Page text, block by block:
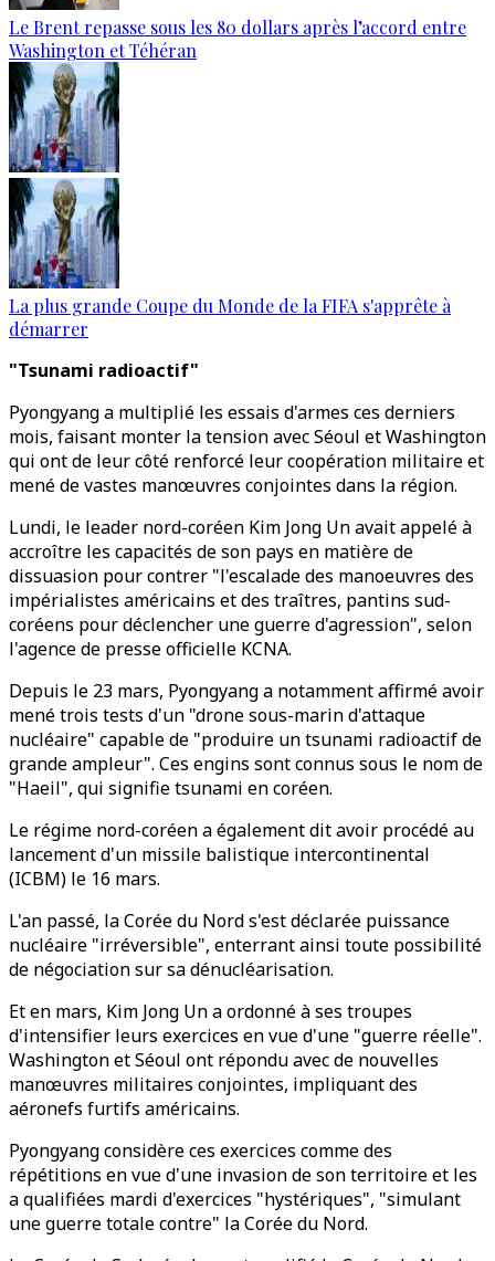
Le Brent repasse sous les 80 dollars après l’accord entre
Washington et Téhéran
La plus grande Coupe du Monde de la FIFA s'apprête à
démarrer
"Tsunami radioactif"
Pyongyang a multiplié les essais d'armes ces derniers
mois, faisant monter la tension avec Séoul et Washington
qui ont de leur côté renforcé leur coopération militaire et
mené de vastes manœuvres conjointes dans la région.
Lundi, le leader nord-coréen Kim Jong Un avait appelé à
accroître les capacités de son pays en matière de
dissuasion pour contrer "l'escalade des manoeuvres des
impérialistes américains et des traîtres, pantins sud-
coréens pour déclencher une guerre d'agression", selon
l'agence de presse officielle KCNA.
Depuis le 23 mars, Pyongyang a notamment affirmé avoir
mené trois tests d'un "drone sous-marin d'attaque
nucléaire" capable de "produire un tsunami radioactif de
grande ampleur". Ces engins sont connus sous le nom de
"Haeil", qui signifie tsunami en coréen.
Le régime nord-coréen a également dit avoir procédé au
lancement d'un missile balistique intercontinental
(ICBM) le 16 mars.
L'an passé, la Corée du Nord s'est déclarée puissance
nucléaire "irréversible", enterrant ainsi toute possibilité
de négociation sur sa dénucléarisation.
Et en mars, Kim Jong Un a ordonné à ses troupes
d'intensifier leurs exercices en vue d'une "guerre réelle".
Washington et Séoul ont répondu avec de nouvelles
manœuvres militaires conjointes, impliquant des
aéronefs furtifs américains.
Pyongyang considère ces exercices comme des
répétitions en vue d'une invasion de son territoire et les
a qualifiées mardi d'exercices "hystériques", "simulant
une guerre totale contre" la Corée du Nord.